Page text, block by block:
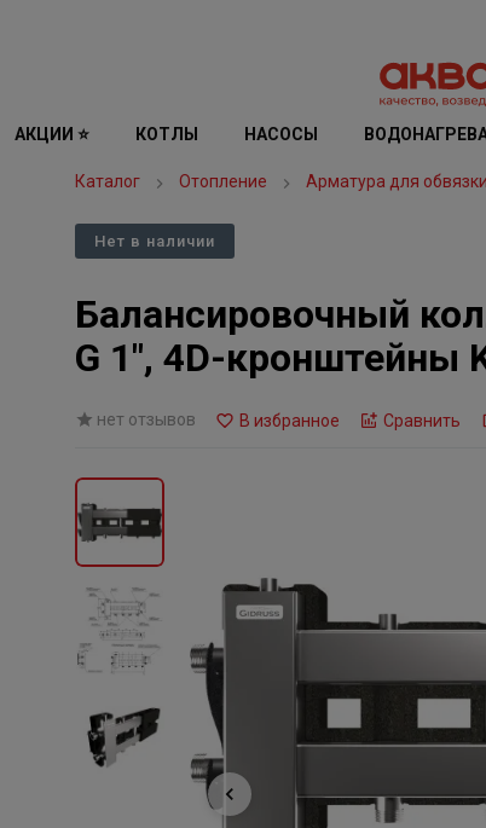
АКЦИИ ⭐ КОТЛЫ НАСОСЫ
Каталог Отопление Арматура для
Нет в наличии
Балансировочный
G 1″, 4D-кронштейны
нет отзывов В избранное Сравнить